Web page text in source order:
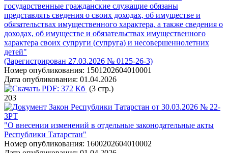
государственные гражданские служащие обязаны
представлять сведения о своих доходах, об имуществе и
обязательствах имущественного характера, а также сведения о
доходах, об имуществе и обязательствах имущественного
характера своих супруги (супруга) и несовершеннолетних
детей"
(Зарегистрирован 27.03.2026 № 0125-26-3)
Номер опубликования: 1501202604010001
Дата опубликования: 01.04.2026
PDF: 372 Кб (3 стр.)
203
Закон Республики Татарстан от 30.03.2026 № 22-
ЗРТ
"О внесении изменений в отдельные законодательные акты
Республики Татарстан"
Номер опубликования: 1600202604010002